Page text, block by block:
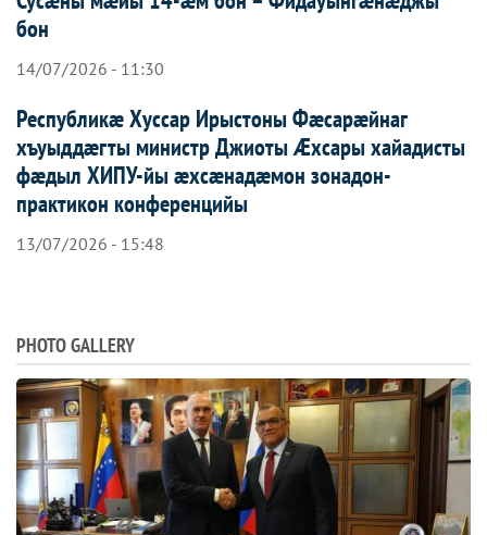
бон
14/07/2026 - 11:30
Республикæ Хуссар Ирыстоны Фæсарæйнаг
хъуыддæгты министр Джиоты Æхсары хайадисты
фæдыл ХИПУ-йы æхсæнадæмон зонадон-
практикон конференцийы
13/07/2026 - 15:48
PHOTO GALLERY